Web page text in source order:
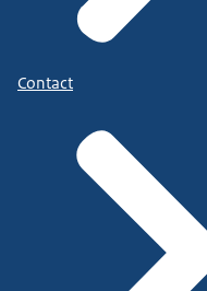
Contact